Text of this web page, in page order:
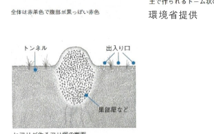
環境省提供